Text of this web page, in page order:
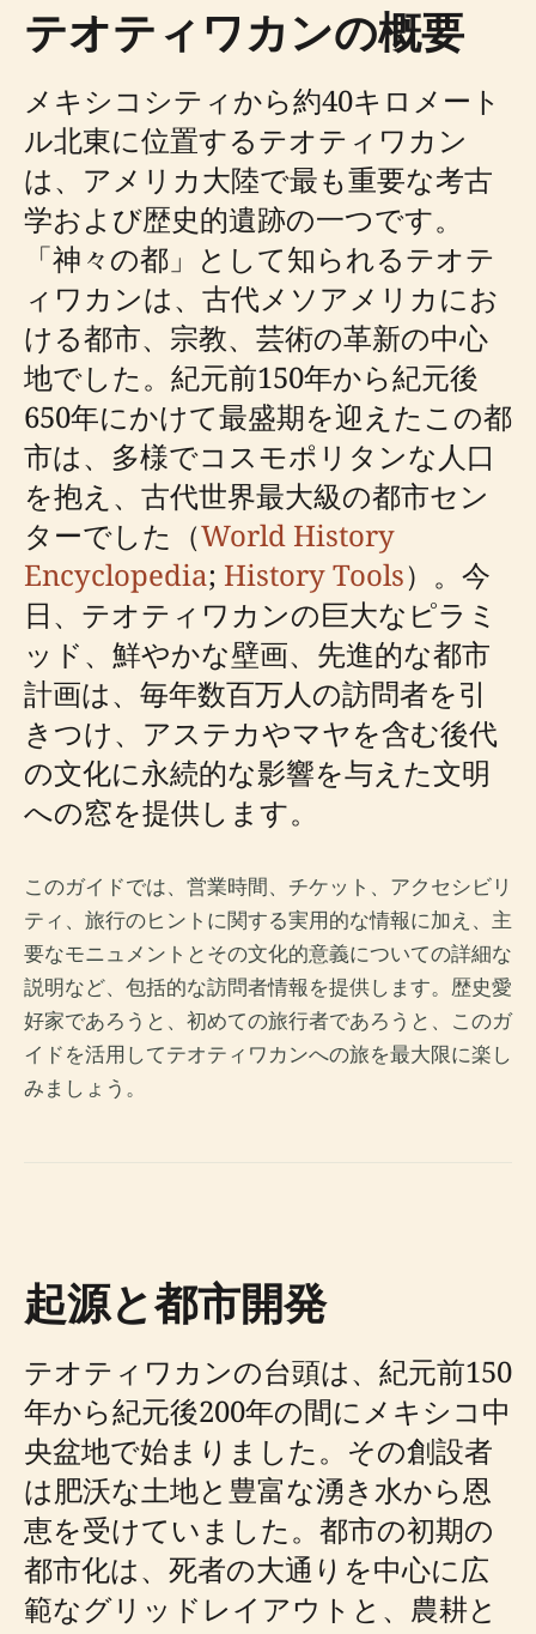
テオティワカンの概要
メキシコシティから約40キロメート
ル北東に位置するテオティワカン
は、アメリカ大陸で最も重要な考古
学および歴史的遺跡の一つです。
「神々の都」として知られるテオテ
ィワカンは、古代メソアメリカにお
ける都市、宗教、芸術の革新の中心
地でした。紀元前150年から紀元後
650年にかけて最盛期を迎えたこの都
市は、多様でコスモポリタンな人口
を抱え、古代世界最大級の都市セン
ターでした（World History
Encyclopedia; History Tools）。今
日、テオティワカンの巨大なピラミ
ッド、鮮やかな壁画、先進的な都市
計画は、毎年数百万人の訪問者を引
きつけ、アステカやマヤを含む後代
の文化に永続的な影響を与えた文明
への窓を提供します。
このガイドでは、営業時間、チケット、アクセシビリ
ティ、旅行のヒントに関する実用的な情報に加え、主
要なモニュメントとその文化的意義についての詳細な
説明など、包括的な訪問者情報を提供します。歴史愛
好家であろうと、初めての旅行者であろうと、このガ
イドを活用してテオティワカンへの旅を最大限に楽し
みましょう。
起源と都市開発
テオティワカンの台頭は、紀元前150
年から紀元後200年の間にメキシコ中
央盆地で始まりました。その創設者
は肥沃な土地と豊富な湧き水から恩
恵を受けていました。都市の初期の
都市化は、死者の大通りを中心に広
範なグリッドレイアウトと、農耕と